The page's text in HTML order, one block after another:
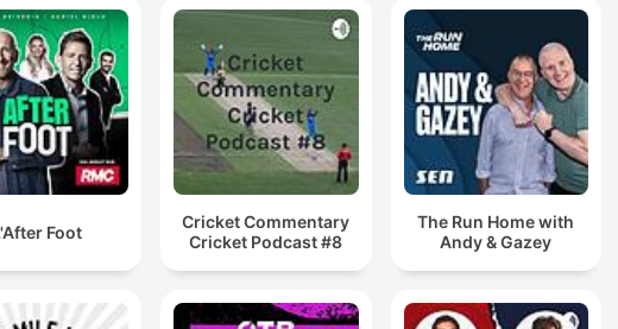
Foot
Cricket Commentary
Cricket Podcast #8
The Run Home with
Andy & Gazey